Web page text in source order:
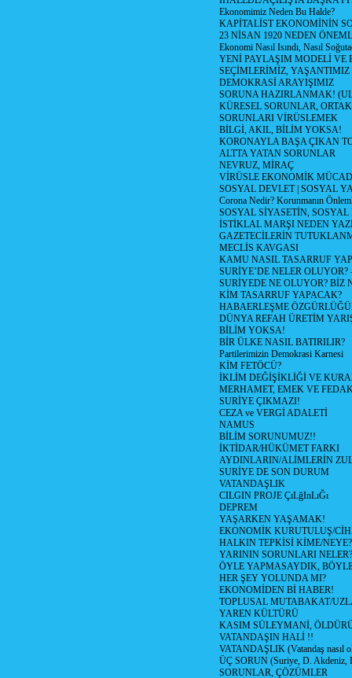
Ekonomimiz Neden Bu Halde?
KAPİTALİST EKONOMİNİN
23 NİSAN 1920 NEDEN
Ekonomi Nasıl Isındı, Nasıl
YENİ PAYLAŞIM MODELİ VE
SEÇİMLERİMİZ, YAŞANTIMIZ
DEMOKRASİ ARAYIŞIMIZ
SORUNA HAZIRLANMAK!
KÜRESEL SORUNLAR,
SORUNLARI VİRÜSLEMEK
BİLGİ, AKIL, BİLİM YOKSA!
KORONAYLA BAŞA ÇIKAN
ALTTA YATAN SORUNLAR
NEVRUZ, MİRAÇ
VİRÜSLE EKONOMİK
SOSYAL DEVLET | SOSYAL
Corona Nedir? Korunmanın
SOSYAL SİYASETİN,
İSTİKLAL MARŞI NEDEN
GAZETECİLERİN
MECLİS KAVGASI
KAMU NASIL TASARRUF
SURİYE’DE NELER OLUYOR?
SURİYEDE NE OLUYOR? BİZ
KİM TASARRUF YAPACAK?
HABAERLEŞME
DÜNYA REFAH ÜRETİM
BİLİM YOKSA!
BİR ÜLKE NASIL BATIRILIR?
Partilerimizin Demokrasi Karnesi
KİM FETÖCÜ?
İKLİM DEĞİŞİKLİĞİ VE
MERHAMET, EMEK VE
SURİYE ÇIKMAZI!
CEZA ve VERGİ ADALETİ
NAMUS
BİLİM SORUNUMUZ!!
İKTİDAR/HÜKÜMET FARKI
AYDINLARIN/ALİMLERİN
SURİYE DE SON DURUM
VATANDAŞLIK
CILGIN PROJE ÇıLğInLıĞı
DEPREM
YAŞARKEN YAŞAMAK!
EKONOMİK KURUTULUŞ/
HALKIN TEPKİSİ KİME/NEYE?
YARININ SORUNLARI NELER?
ÖYLE YAPMASAYDIK,
HER ŞEY YOLUNDA MI?
EKONOMİDEN Bİ HABER!
TOPLUSAL MUTABAKAT/
YAREN KÜLTÜRÜ
KASIM SÜLEYMANİ,
VATANDAŞIN HALİ !!
VATANDAŞLIK (Vatandaş nasıl
ÜÇ SORUN (Suriye, D. Akdeniz,
SORUNLAR, ÇÖZÜMLER